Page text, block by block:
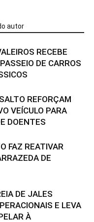
autor
RECEBE
DE CARROS
REFORÇAM
VEÍCULO PARA
DOENTES
FAZ REATIVAR
DE
DE JALES
E LEVA
À